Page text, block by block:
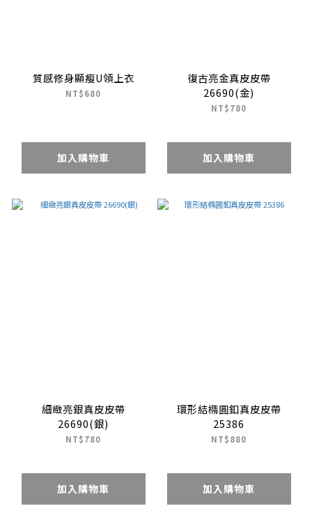
質感修身顯瘦U領上衣
NT$680
加入購物車
復古亮金真皮皮帶
26690(金)
NT$780
加入購物車
細緻亮銀真皮皮帶
26690(銀)
NT$780
加入購物車
環形結橢圓釦真皮皮帶
25386
NT$880
加入購物車